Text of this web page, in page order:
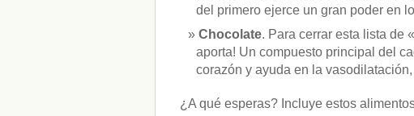
del primero ejerce un gran poder en
Chocolate. Para cerrar esta lista de
aporta! Un compuesto principal del
corazón y ayuda en la
¿A qué esperas? Incluye estos